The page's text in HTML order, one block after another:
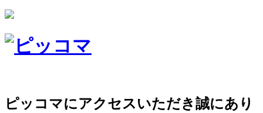
ピッコマにアクセスいただき誠にあり